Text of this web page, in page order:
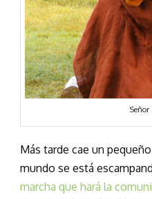
Señor
Más tarde cae un
mundo se está
marcha que hará la